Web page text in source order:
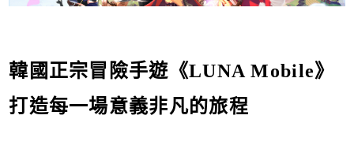
韓國正宗冒險手遊《LUNA Mobile》
打造每一場意義非凡的旅程